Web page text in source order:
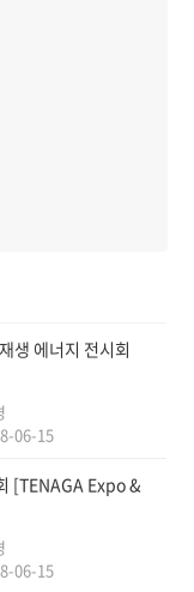
생 에너지 전시회
06-15
[TENAGA Expo &
06-15